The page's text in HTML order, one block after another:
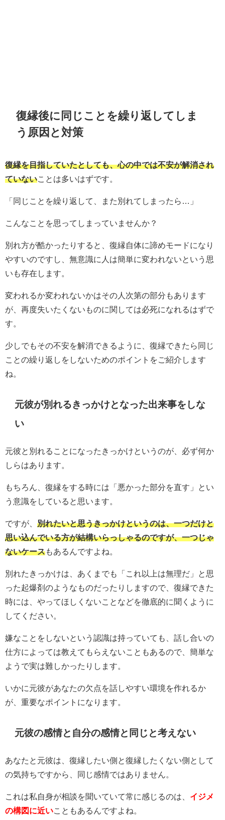
復縁後に同じことを繰り返してしま
う原因と対策
復縁を目指していたとしても、心の中では不安が解消され
ていない ことは多いはずです。
「同じことを繰り返して、また別れてしまったら…」
こんなことを思ってしまっていませんか？
別れ方が酷かったりすると、復縁自体に諦めモードになり
やすいのですし、無意識に人は簡単に変われないという思
いも存在します。
変われるか変われないかはその人次第の部分もあります
が、再度失いたくないものに関しては必死になれるはずで
す。
少しでもその不安を解消できるように、復縁できたら同じ
ことの繰り返しをしないためのポイントをご紹介します
ね。
元彼が別れるきっかけとなった出来事をしな
い
元彼と別れることになったきっかけというのが、必ず何か
しらはあります。
もちろん、復縁をする時には「悪かった部分を直す」とい
う意識をしていると思います。
ですが、 別れたいと思うきっかけというのは、一つだけと
思い込んでいる方が結構いらっしゃるのですが、一つじゃ
ないケースもあるんですよね。
別れたきっかけは、あくまでも「これ以上は無理だ」と思
った起爆剤のようなものだったりしますので、復縁できた
時には、やってほしくないことなどを徹底的に聞くように
してください。
嫌なことをしないという認識は持っていても、話し合いの
仕方によっては教えてもらえないこともあるので、簡単な
ようで実は難しかったりします。
いかに元彼があなたの欠点を話しやすい環境を作れるか
が、重要なポイントになります。
元彼の感情と自分の感情と同じと考えない
あなたと元彼は、復縁したい側と復縁したくない側として
の気持ちですから、同じ感情ではありません。
これは私自身が相談を聞いていて常に感じるのは、 イジメ
の構図に近い こともあるんですよね。